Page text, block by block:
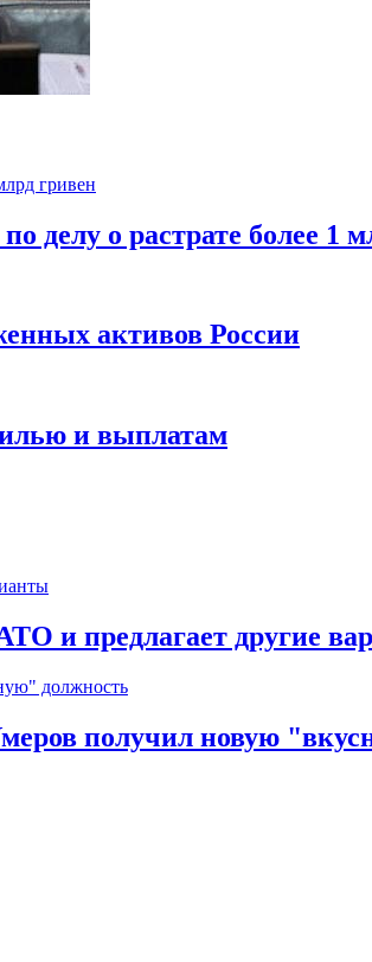
делу о растрате более 1
активов России
и выплатам
и предлагает другие
получил новую